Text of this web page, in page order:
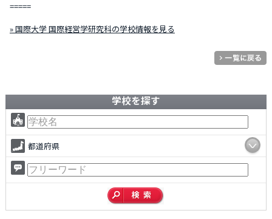
=====
» 国際大学 国際経営学研究科の学校情報を見る
学校を探す
都道府県